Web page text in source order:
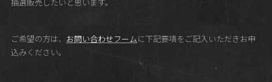
抽選販売したいと思います。
ご希望の方は、 お問い合わせフームに下記要項をご記入いただきお申
込みください。